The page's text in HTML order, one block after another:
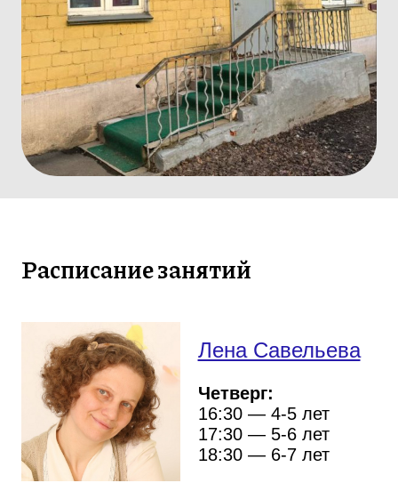
Расписание занятий
Лена Савельева
Четверг:
16:30— 4-5 лет
17:30— 5-6 лет
18:30— 6-7 лет